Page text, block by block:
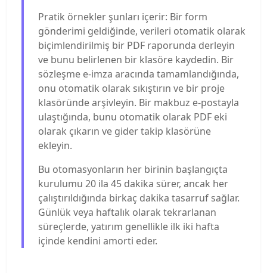
Pratik örnekler şunları içerir: Bir form
gönderimi geldiğinde, verileri otomatik olarak
biçimlendirilmiş bir PDF raporunda derleyin
ve bunu belirlenen bir klasöre kaydedin. Bir
sözleşme e-imza aracında tamamlandığında,
onu otomatik olarak sıkıştırın ve bir proje
klasöründe arşivleyin. Bir makbuz e-postayla
ulaştığında, bunu otomatik olarak PDF eki
olarak çıkarın ve gider takip klasörüne
ekleyin.
Bu otomasyonların her birinin başlangıçta
kurulumu 20 ila 45 dakika sürer, ancak her
çalıştırıldığında birkaç dakika tasarruf sağlar.
Günlük veya haftalık olarak tekrarlanan
süreçlerde, yatırım genellikle ilk iki hafta
içinde kendini amorti eder.